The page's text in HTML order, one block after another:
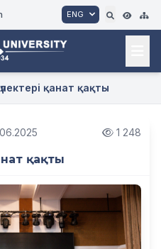
ENG
қанат қақты
1 248
қақты